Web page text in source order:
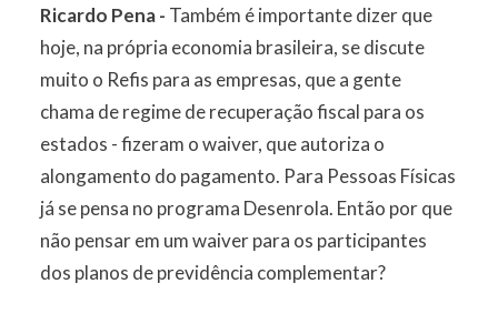
Ricardo Pena - Também é importante dizer que
hoje, na própria economia brasileira, se discute
muito o Refis para as empresas, que a gente
chama de regime de recuperação fiscal para os
estados - fizeram o waiver, que autoriza o
alongamento do pagamento. Para Pessoas Físicas
já se pensa no programa Desenrola. Então por que
não pensar em um waiver para os participantes
dos planos de previdência complementar?